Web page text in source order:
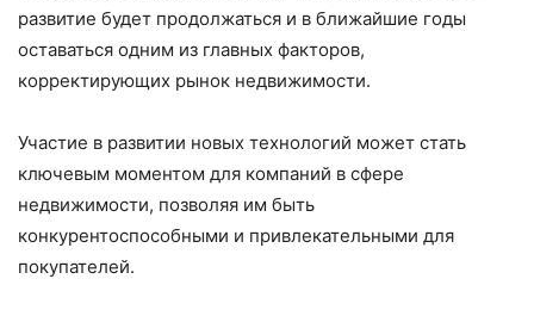
развитие будет продолжаться и в ближайшие годы
оставаться одним из главных факторов,
корректирующих рынок недвижимости.
Участие в развитии новых технологий может стать
ключевым моментом для компаний в сфере
недвижимости, позволяя им быть
конкурентоспособными и привлекательными для
покупателей.